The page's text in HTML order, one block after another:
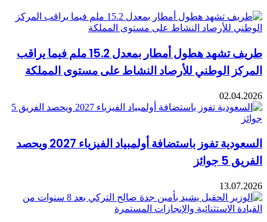
طريف تشهد هطول أمطار بمعدل 15.2 ملم فيما يراقب
المركز الوطني للأرصاد النشاط على مستوى المملكة
02.04.2026
السعودية تفوز باستضافة أولمبياد الفيزياء 2027 ويحصد
الفريق 5 جوائز
13.07.2026